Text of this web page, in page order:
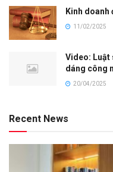
Kinh doanh
11/02/2025
Video: Luật
dáng công
20/04/2025
Recent News